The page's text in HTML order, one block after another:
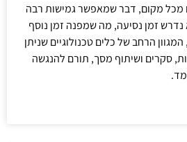
מכל מקום, דבר שמאפשר גמישות רבה
זמן נסיעה, מה שמפנה זמן נוסף
הרחב של כלים טכנולוגיים שניתן
סקרים ושיתוף מסך, תורם להנגשה